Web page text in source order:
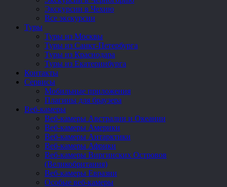
Экскурсии в Чехию
Все экскурсии
Туры
Туры из Москвы
Туры из Санкт-Петербурга
Туры из Краснодара
Туры из Екатеринбурга
Контакты
Сервисы
Мобильные приложения
Плагины для браузера
Веб-камеры
Веб-камеры Австралии и Океании
Веб-камеры Америки
Веб-камеры Антарктики
Веб-камеры Африки
Веб-камеры Виргинских Островов
(Великобритания)
Веб-камеры Евразии
Особые веб-камеры